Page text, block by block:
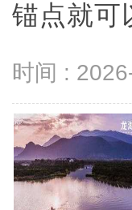
锚点就可
时间 :